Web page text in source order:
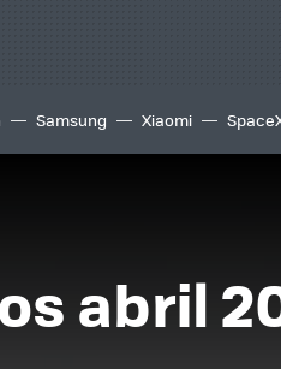
Samsung Xiaomi
abril